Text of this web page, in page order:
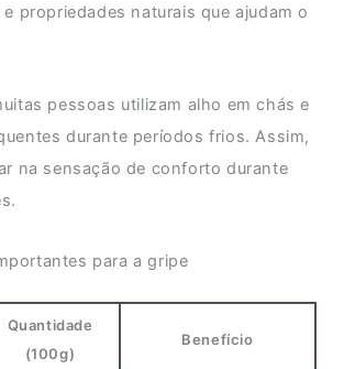
propriedades naturais que ajudam o
pessoas utilizam alho em chás e
durante períodos frios. Assim,
na sensação de conforto durante
para a gripe
Quantidade
(100g)
Benefício